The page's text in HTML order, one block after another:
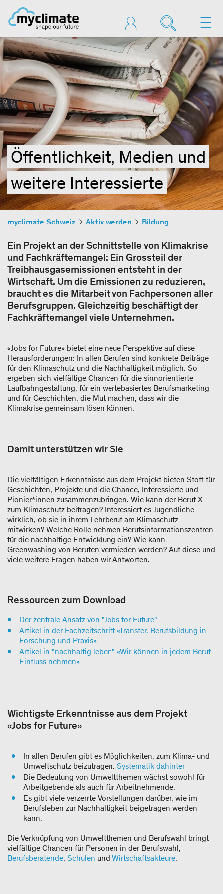
Öffentlichkeit, Medien und
weitere Interessierte
myclimate Schweiz Aktiv werden Bildung
Ein Projekt an der Schnittstelle von Klimakrise
und Fachkräftemangel: Ein Grossteil der
Treibhausgasemissionen entsteht in der
Wirtschaft. Um die Emissionen zu reduzieren,
braucht es die Mitarbeit von Fachpersonen aller
Berufsgruppen. Gleichzeitig beschäftigt der
Fachkräftemangel viele Unternehmen.
«Jobs for Future» bietet eine neue Perspektive auf diese
Herausforderungen: In allen Berufen sind konkrete Beiträge
für den Klimaschutz und die Nachhaltigkeit möglich. So
ergeben sich vielfältige Chancen für die sinnorientierte
Laufbahngestaltung, für ein wertebasiertes Berufsmarketing
und für Geschichten, die Mut machen, dass wir die
Klimakrise gemeinsam lösen können.
Damit unterstützen wir Sie
Die vielfältigen Erkenntnisse aus dem Projekt bieten Stoff für
Geschichten, Projekte und die Chance, Interessierte und
Pionier*innen zusammenzubringen. Wie kann der Beruf X
zum Klimaschutz beitragen? Interessiert es Jugendliche
wirklich, ob sie in ihrem Lehrberuf am Klimaschutz
mitwirken? Welche Rolle nehmen Berufsinformationszentren
für die nachhaltige Entwicklung ein? Wie kann
Greenwashing von Berufen vermieden werden? Auf diese und
viele weitere Fragen haben wir Antworten.
Ressourcen zum Download
Der zentrale Ansatz von "Jobs for Future"
Artikel in der Fachzeitschrift «Transfer. Berufsbildung in
Forschung und Praxis»
Artikel in "nachhaltig leben" «Wir können in jedem Beruf
Einfluss nehmen»
Wichtigste Erkenntnisse aus dem Projekt
«Jobs for Future»
In allen Berufen gibt es Möglichkeiten, zum Klima- und
Umweltschutz beizutragen. Systematik dahinter
Die Bedeutung von Umweltthemen wächst sowohl für
Arbeitgebende als auch für Arbeitnehmende.
Es gibt viele verzerrte Vorstellungen darüber, wie im
Berufsleben zur Nachhaltigkeit beigetragen werden
kann.
Die Verknüpfung von Umweltthemen und Berufswahl bringt
vielfältige Chancen für Personen in der Berufswahl,
Berufsberatende, Schulen und Wirtschaftsakteure.